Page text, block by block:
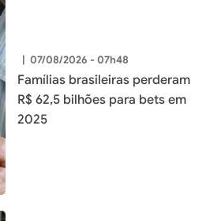
| 07/08/2026 - 07h48
Famílias brasileiras perderam
R$ 62,5 bilhões para bets em
2025